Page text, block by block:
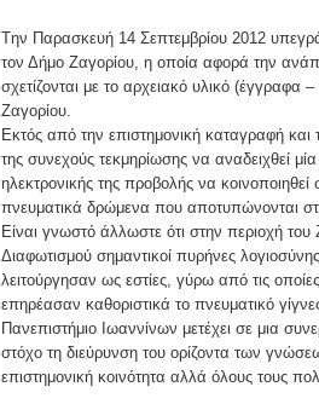
Tην Παρασκευή 14 Σεπτεμβρίου 2012
τον Δήμο Ζαγορίου, η οποία αφορά την
σχετίζονται με το αρχειακό υλικό
Ζαγορίου.
Εκτός από την επιστημονική καταγραφή και
της συνεχούς τεκμηρίωσης να αναδειχθεί
ηλεκτρονικής της προβολής να κοινοποιηθεί
πνευματικά δρώμενα που αποτυπώνονται
Είναι γνωστό άλλωστε ότι στην περιοχή
Διαφωτισμού σημαντικοί πυρήνες
λειτούργησαν ως εστίες, γύρω από τις
επηρέασαν καθοριστικά το πνευματικό
Πανεπιστήμιο Ιωαννίνων μετέχει σε μια
στόχο τη διεύρυνση του ορίζοντα των
επιστημονική κοινότητα αλλά όλους τους